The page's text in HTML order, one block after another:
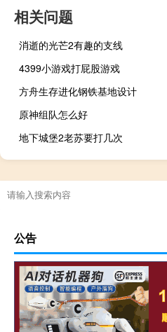
相关问题
消逝的光芒2有趣的支线
4399小游戏打屁股游戏
方舟生存进化钢铁基地设计
原神组队怎么好
地下城堡2老苏要打几次
公告